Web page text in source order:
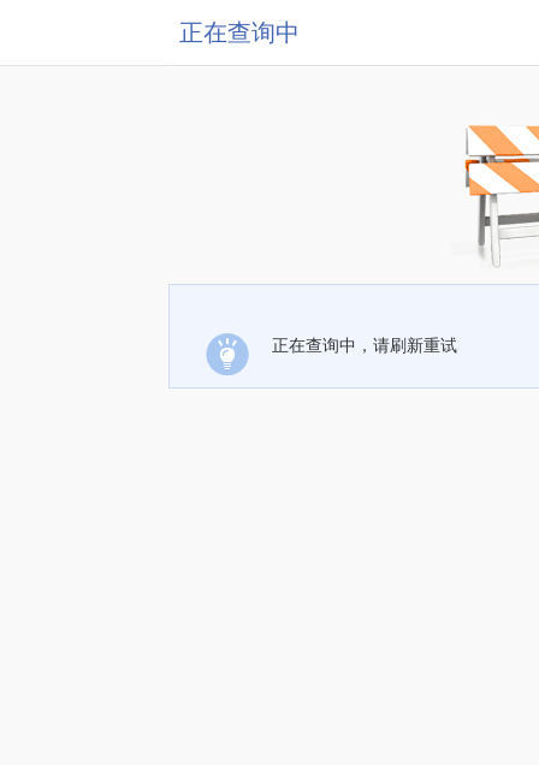
正在查询中
正在查询中，请刷新重试